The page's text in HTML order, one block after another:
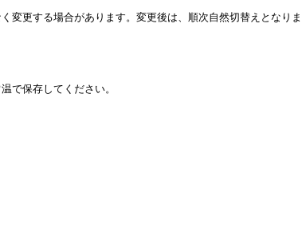
変更する場合があります。変更後は、順次自然切替えとなり
で保存してください。